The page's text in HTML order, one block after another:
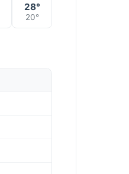
28°
20°